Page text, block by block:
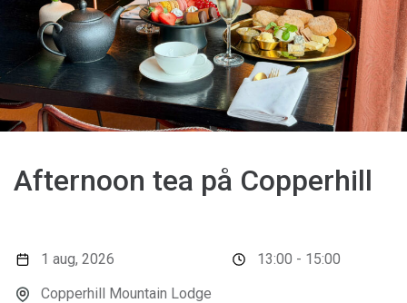
Afternoon tea på Copperhill
1 aug, 2026
Copperhill Mountain Lodge
13:00 - 15:00